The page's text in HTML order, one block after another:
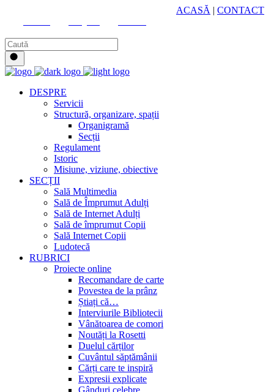
ACASĂ | CONTACT
DESPRE
Servicii
Structură, organizare, spații
Organigramă
Secții
Regulament
Istoric
Misiune, viziune, obiective
SECȚII
Sală Multimedia
Sală de Împrumut Adulți
Sală de Internet Adulți
Sală de împrumut Copii
Sală Internet Copii
Ludotecă
RUBRICI
Proiecte online
Recomandare de carte
Povestea de la prânz
Știați că…
Interviurile Bibliotecii
Vânătoarea de comori
Noutăți la Rosetti
Duelul cărților
Cuvântul săptămânii
Cărți care te inspiră
Expresii explicate